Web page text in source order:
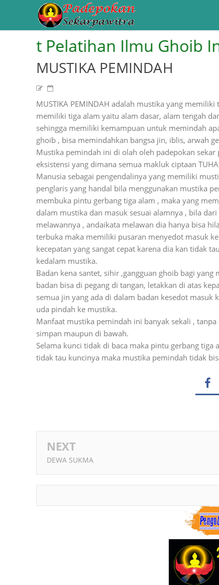
Pelatihan Ilmu Ghoib Instan
MUSTIKA PEMINDAH
MUSTIKA PEMINDAH adalah mustika yang
memiliki tiga alam yaitu alam dasar, alam tengah
sehingga memiliki kemampuan untuk memindah
ghoib , bisa memindahkan bangsa jin, iblis, arwah
Mustika pemindah ini di olah oleh padepokan
eksistensi yang dimana semua makluk ciptaan
Manusia sebagai pengendalinya yang memiliki
penglaris yang handal bila menggunakan mustika
membuka pintu gerbang tiga alam , maka yang
dalam mustika dan masuk sesuai alamnya , bila
melawannya , andaikata melawan dia hanya bisa
terbuka maka memiliki pusaran menyedot masuk
kecepatan yang sangat cepat karena dia kan tidak
kedalam mustika.
Badan kena santet, sihir ,gangguan ghoib bagi
badan bisa di pegang di tangan, letakkan di atas
semua jin yang ada di dalam badan kesedot
uda pindah ke mustika.
Manfaat mustika pemindah ini banyak sekali ,
simpan maupun di bawah.
Selama kunci tidak di baca maka pintu gerbang
tidak tau kuncinya maka mustika pemindah tidak
NEXT
DEWA SUKMA